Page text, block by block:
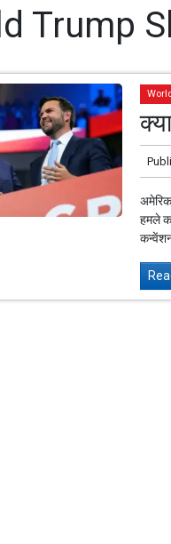
Trump
World
हमले